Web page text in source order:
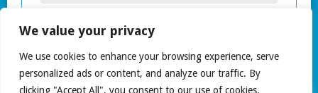
We value your privacy
We use cookies to enhance your browsing experience, serve
personalized ads or content, and analyze our traffic. By
clicking "Accept All", you consent to our use of cookies.
Česká lokalizace